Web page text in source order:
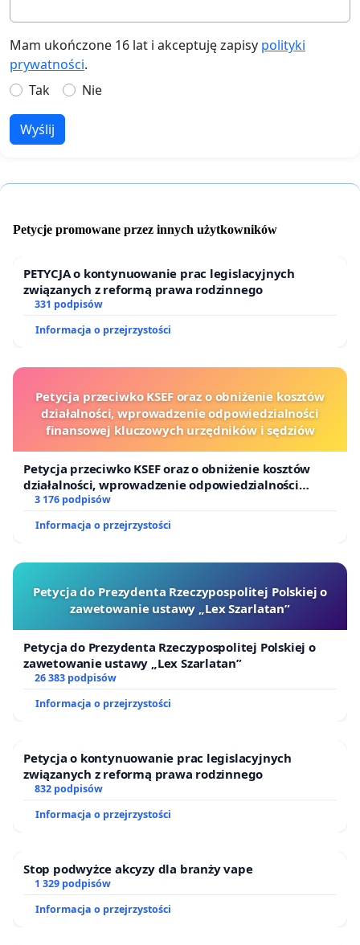
Mam ukończone 16 lat i akceptuję zapisy polityki
prywatności.
Tak
Nie
Wyślij
Petycje promowane przez innych użytkowników
PETYCJA o kontynuowanie prac legislacyjnych
związanych z reformą prawa rodzinnego
331 podpisów
Informacja o przejrzystości
Petycja przeciwko KSEF oraz o obniżenie kosztów
działalności, wprowadzenie odpowiedzialności
finansowej kluczowych urzędników i sędziów
Petycja przeciwko KSEF oraz o obniżenie kosztów
działalności, wprowadzenie odpowiedzialności
finansowej kluczowych urzędników i sędziów
3 176 podpisów
Informacja o przejrzystości
Petycja do Prezydenta Rzeczypospolitej Polskiej o
zawetowanie ustawy „Lex Szarlatan”
Petycja do Prezydenta Rzeczypospolitej Polskiej o
zawetowanie ustawy „Lex Szarlatan”
26 383 podpisów
Informacja o przejrzystości
Petycja o kontynuowanie prac legislacyjnych
związanych z reformą prawa rodzinnego
832 podpisów
Informacja o przejrzystości
Stop podwyżce akcyzy dla branży vape
1 329 podpisów
Informacja o przejrzystości